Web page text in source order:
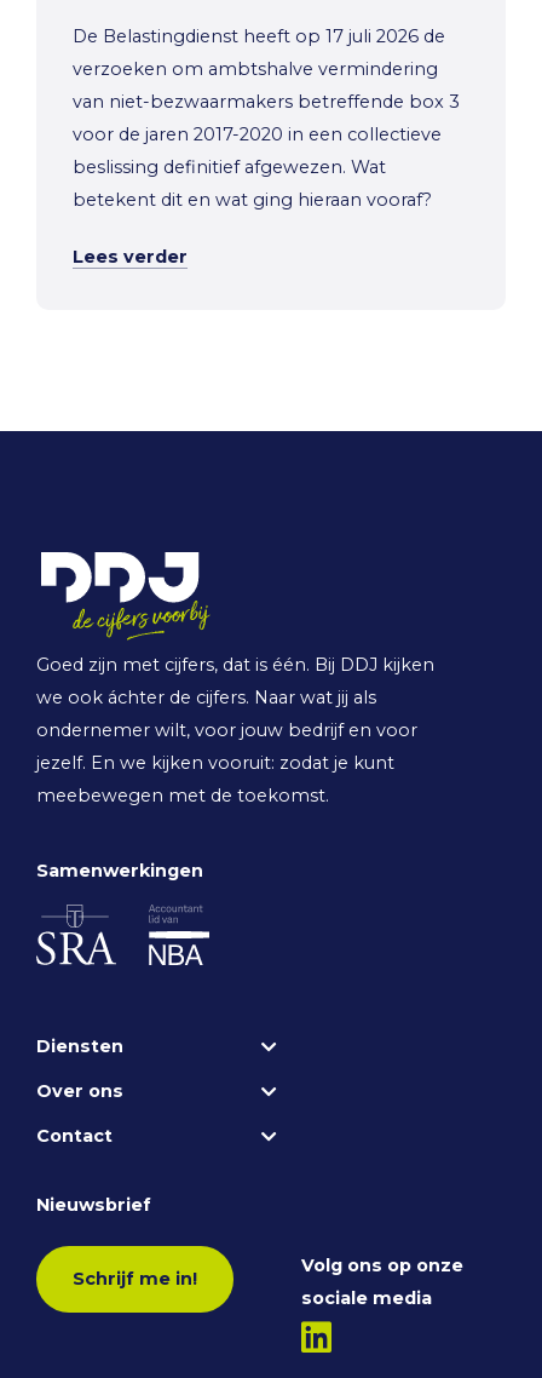
De Belastingdienst heeft op 17 juli 2026 de
verzoeken om ambtshalve vermindering
van niet-bezwaarmakers betreffende box 3
voor de jaren 2017-2020 in een collectieve
beslissing definitief afgewezen. Wat
betekent dit en wat ging hieraan vooraf?
Lees verder
Goed zijn met cijfers, dat is één. Bij DDJ kijken
we ook áchter de cijfers. Naar wat jij als
ondernemer wilt, voor jouw bedrijf en voor
jezelf. En we kijken vooruit: zodat je kunt
meebewegen met de toekomst.
Samenwerkingen
Diensten
Over ons
Contact
Nieuwsbrief
Schrijf me in!
Volg ons op onze
sociale media